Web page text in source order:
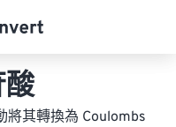
將其轉換為 Coulombs